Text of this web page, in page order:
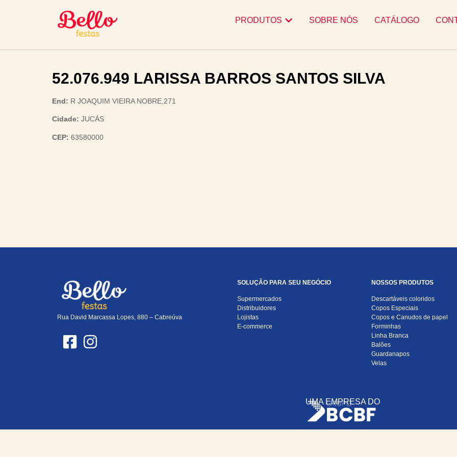
PRODUTOS SOBRE NÓS CATÁLOGO
52.076.949 LARISSA BARROS SANTOS SILVA
End: R JOAQUIM VIEIRA NOBRE,271
Cidade: JUCÁS
CEP: 63580000
Rua David Marcassa Lopes, 880 – Cabreúva
SOLUÇÃO PARA SEU NEGÓCIO
Supermercados
Distribuidores
Lojistas
E-commerce
NOSSOS PRODUTOS
Descartáveis coloridos
Copos Especiais
Copos e Canudos de papel
Forminhas
Linha Branca
Balões
Guardanapos
Velas
UMA EMPRESA DO